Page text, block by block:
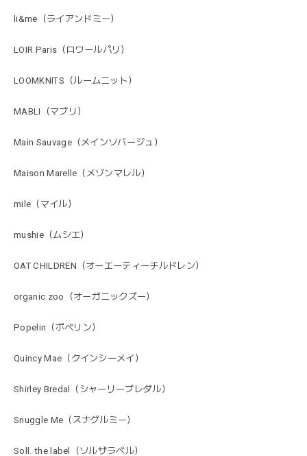
li&me（ライアンドミー）
LOIR Paris（ロワールパリ）
LOOMKNITS（ルームニット）
MABLI（マブリ）
Main Sauvage（メインソバージュ）
Maison Marelle（メゾンマレル）
mile（マイル）
mushie（ムシエ）
OAT CHILDREN（オーエーティーチルドレン）
organic zoo（オーガニックズー）
Popelin（ポペリン）
Quincy Mae（クインシーメイ）
Shirley Bredal（シャーリーブレダル）
Snuggle Me（スナグルミー）
Soll. the label（ソルザラベル）